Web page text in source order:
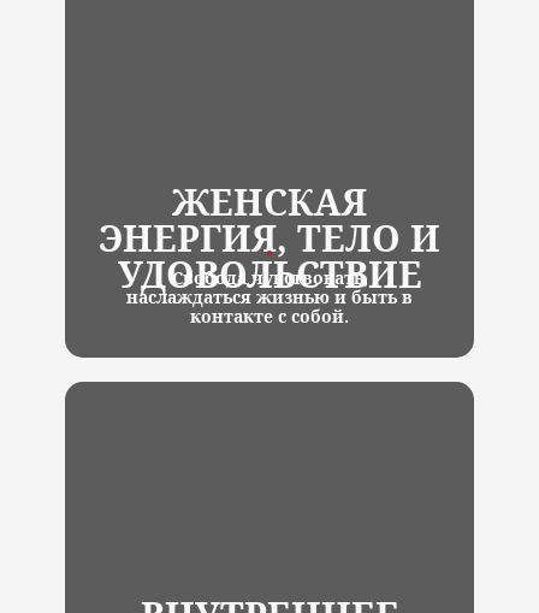
ЖЕНСКАЯ
ЭНЕРГИЯ, ТЕЛО И
УДОВОЛЬСТВИЕ
Свобода чувствовать,
наслаждаться жизнью и быть в
контакте с собой.